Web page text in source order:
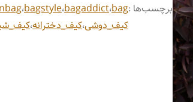
برچسب‌ها :bag،bagaddict،bagstyle،
کیف_دوشی،کیف_دخترانه،